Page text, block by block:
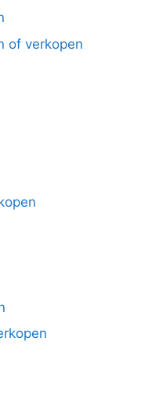
of verkopen